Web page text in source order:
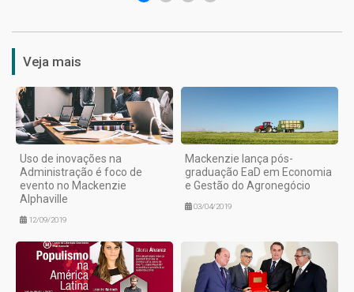
Veja mais
Uso de inovações na
Administração é foco de
evento no Mackenzie
Alphaville
12/09/2019
Mackenzie lança pós-
graduação EaD em Economia
e Gestão do Agronegócio
03/04/2019